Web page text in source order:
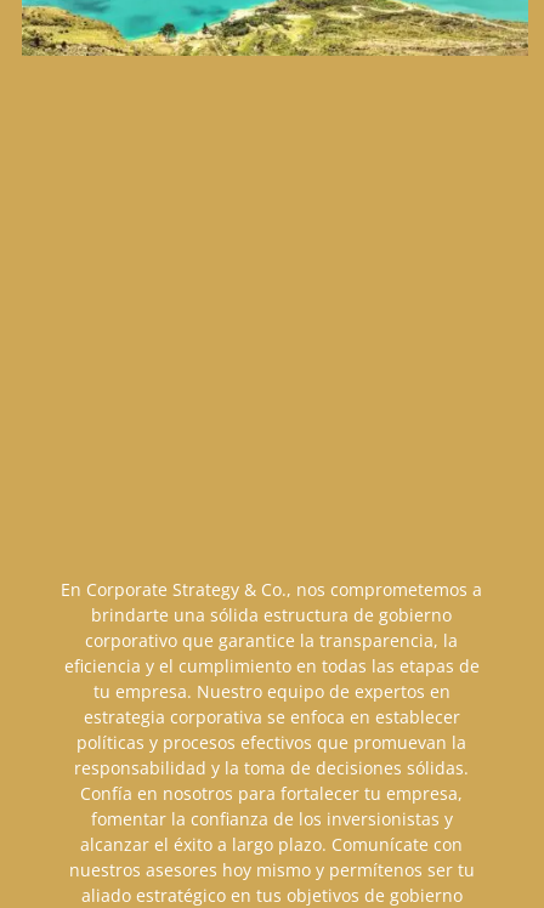
En Corporate Strategy & Co., nos comprometemos a
brindarte una sólida estructura de gobierno
corporativo que garantice la transparencia, la
eficiencia y el cumplimiento en todas las etapas de
tu empresa. Nuestro equipo de expertos en
estrategia corporativa se enfoca en establecer
políticas y procesos efectivos que promuevan la
responsabilidad y la toma de decisiones sólidas.
Confía en nosotros para fortalecer tu empresa,
fomentar la confianza de los inversionistas y
alcanzar el éxito a largo plazo. Comunícate con
nuestros asesores hoy mismo y permítenos ser tu
aliado estratégico en tus objetivos de gobierno